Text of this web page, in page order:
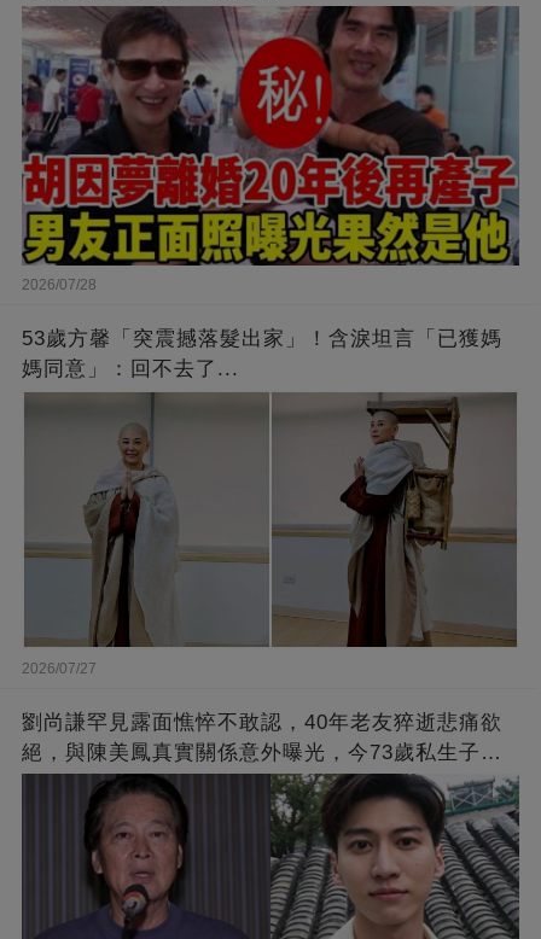
2026/07/28
53歲方馨「突震撼落髮出家」！含淚坦言「已獲媽
媽同意」：回不去了...
2026/07/27
劉尚謙罕見露面憔悴不敢認，40年老友猝逝悲痛欲
絕，與陳美鳳真實關係意外曝光，今73歲私生子身
份瞞不住